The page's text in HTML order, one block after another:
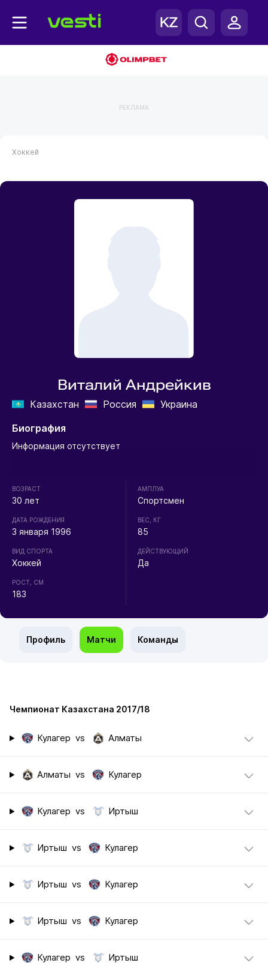
РЕКЛАМА
Хоккей
Виталий Андрейкив
Казахстан Россия
Украина
Биография
Информация отсутствует
ВОЗРАСТ
30 лет
ДАТА РОЖДЕНИЯ
3 января 1996
ВИД СПОРТА
Хоккей
РОСТ, СМ
183
АМПЛУА
Спортсмен
ВЕС, КГ
85
ДЕЙСТВУЮЩИЙ
Да
Профиль Матчи Команды
Чемпионат Казахстана 2017/18
Кулагер vs Алматы
Алматы vs Кулагер
Кулагер vs Иртыш
Иртыш vs Кулагер
Иртыш vs Кулагер
Иртыш vs Кулагер
Кулагер vs Иртыш